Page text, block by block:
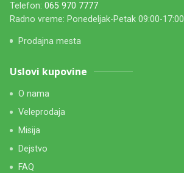
Telefon: 065 970 7777
Radno vreme: Ponedeljak-Petak 09:00-17:00
Prodajna mesta
Uslovi kupovine
O nama
Veleprodaja
Misija
Dejstvo
FAQ